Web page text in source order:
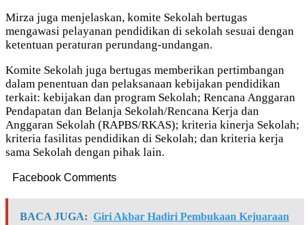
Mirza juga menjelaskan, komite Sekolah bertugas
mengawasi pelayanan pendidikan di sekolah sesuai dengan
ketentuan peraturan perundang-undangan.
Komite Sekolah juga bertugas memberikan pertimbangan
dalam penentuan dan pelaksanaan kebijakan pendidikan
terkait: kebijakan dan program Sekolah; Rencana Anggaran
Pendapatan dan Belanja Sekolah/Rencana Kerja dan
Anggaran Sekolah (RAPBS/RKAS); kriteria kinerja Sekolah;
kriteria fasilitas pendidikan di Sekolah; dan kriteria kerja
sama Sekolah dengan pihak lain.
Facebook Comments
BACA JUGA: Giri Akbar Hadiri Pembukaan Kejuaraan